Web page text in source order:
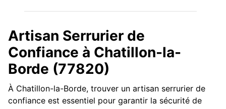
Artisan Serrurier de
Confiance à Chatillon-la-
Borde (77820)
À Chatillon-la-Borde, trouver un artisan serrurier de
confiance est essentiel pour garantir la sécurité de